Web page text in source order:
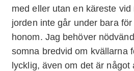
med eller utan en käreste
jorden inte går under bara
honom. Jag behöver
somna bredvid om kvällarna
lycklig, även om det är något